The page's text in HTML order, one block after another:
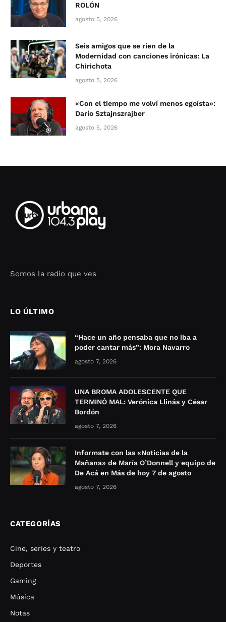
ROLÓN
agosto 5, 2026
Seis amigos que se ríen de la
Modernidad con canciones irónicas: La
Chirichota
agosto 5, 2026
«Con el tiempo me volví menos egoísta»:
Darío Sztajnszrajber
agosto 5, 2026
Somos la radio que ves
LO ÚLTIMO
“Hace un año pensaba que no iba a
poder cantar más”: Mora Navarro
agosto 7, 2026
UNA BROMA ADOLESCENTE QUE
TERMINÓ MAL: Verónica Llinás y César
Bordón
agosto 7, 2026
Informate con las «Noticias de la
Mañana» de María O’Donnell y equipo de
De Acá en Más de hoy 7 de agosto
agosto 7, 2026
CATEGORÍAS
Cine, series y teatro
Deportes
Gaming
Música
Notas